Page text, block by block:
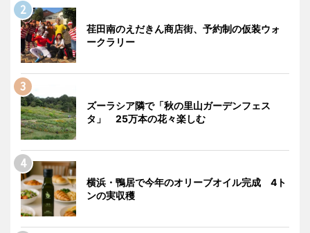
荏田南のえだきん商店街、予約制の仮装ウォ
ークラリー
ズーラシア隣で「秋の里山ガーデンフェス
タ」 25万本の花々楽しむ
横浜・鴨居で今年のオリーブオイル完成 4ト
ンの実収穫